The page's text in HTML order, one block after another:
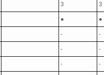
3 3
● ●
- -
- -
- -